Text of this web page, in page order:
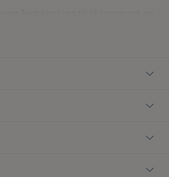
en masserande, kulformad design i